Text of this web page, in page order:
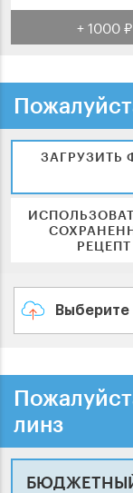
+ 1000 ₽
ЗАГРУЗИТЬ
РЕЦЕПТ
линз